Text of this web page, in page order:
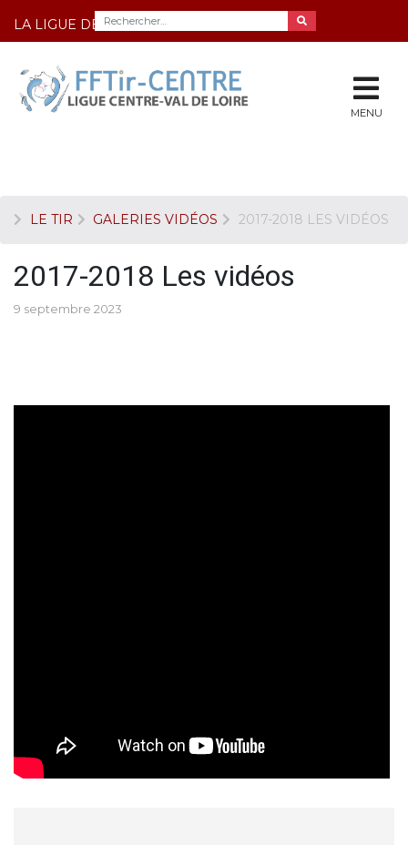
LA LIGUE DE TIR DU CENTRE
MENU
LE TIR GALERIES VIDÉOS 2017-2018 LES VIDÉOS
2017-2018 Les vidéos
9 septembre 2023